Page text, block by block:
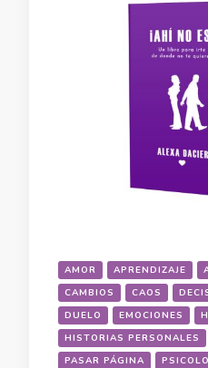
AMOR APRENDIZAJE
CAMBIOS
CAOS
DUELO
EMOCIONES
HISTORIAS PERSONALES
PASAR PÁGINA